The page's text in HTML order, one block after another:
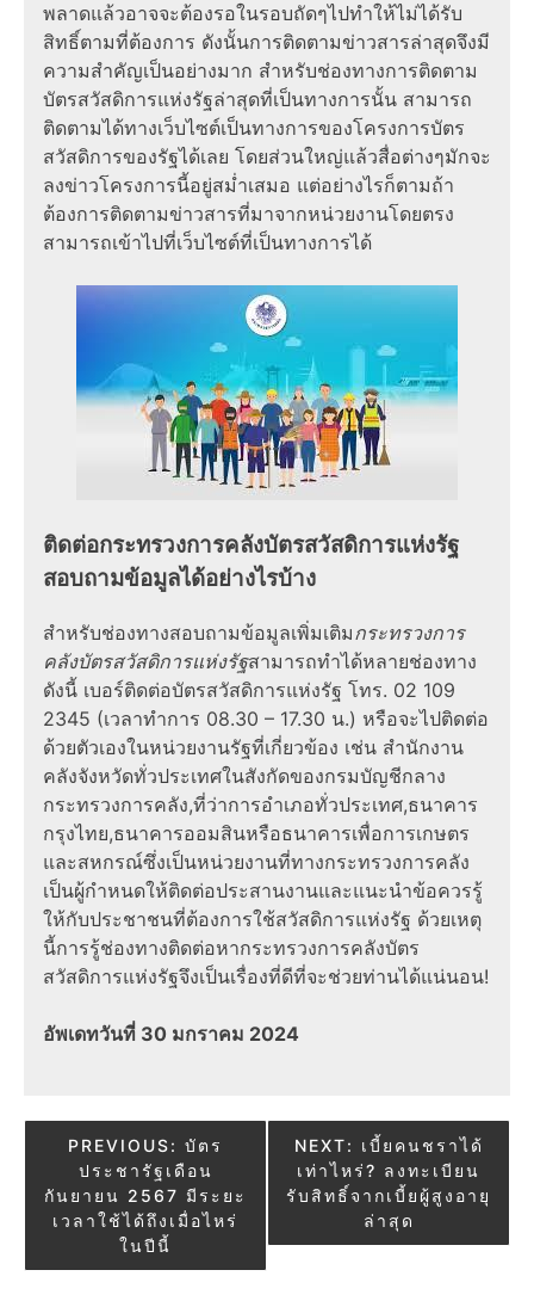
พลาดแล้วอาจจะต้องรอในรอบถัดๆไปทำให้ไม่ได้รับ
สิทธิ์ตามที่ต้องการ ดังนั้นการติดตามข่าวสารล่าสุดจึงมี
ความสำคัญเป็นอย่างมาก สำหรับช่องทางการติดตาม
บัตรสวัสดิการแห่งรัฐล่าสุดที่เป็นทางการนั้น สามารถ
ติดตามได้ทางเว็บไซต์เป็นทางการของโครงการบัตร
สวัสดิการของรัฐได้เลย โดยส่วนใหญ่แล้วสื่อต่างๆมักจะ
ลงข่าวโครงการนี้อยู่สม่ำเสมอ แต่อย่างไรก็ตามถ้า
ต้องการติดตามข่าวสารที่มาจากหน่วยงานโดยตรง
สามารถเข้าไปที่เว็บไซต์ที่เป็นทางการได้
ติดต่อกระทรวงการคลังบัตรสวัสดิการแห่งรัฐ
สอบถามข้อมูลได้อย่างไรบ้าง
สำหรับช่องทางสอบถามข้อมูลเพิ่มเติมกระทรวงการ
คลังบัตรสวัสดิการแห่งรัฐสามารถทำได้หลายช่องทาง
ดังนี้ เบอร์ติดต่อบัตรสวัสดิการแห่งรัฐ โทร. 02 109
2345 (เวลาทำการ 08.30 – 17.30 น.) หรือจะไปติดต่อ
ด้วยตัวเองในหน่วยงานรัฐที่เกี่ยวข้อง เช่น สำนักงาน
คลังจังหวัดทั่วประเทศในสังกัดของกรมบัญชีกลาง
กระทรวงการคลัง,ที่ว่าการอำเภอทั่วประเทศ,ธนาคาร
กรุงไทย,ธนาคารออมสินหรือธนาคารเพื่อการเกษตร
และสหกรณ์ซึ่งเป็นหน่วยงานที่ทางกระทรวงการคลัง
เป็นผู้กำหนดให้ติดต่อประสานงานและแนะนำข้อควรรู้
ให้กับประชาชนที่ต้องการใช้สวัสดิการแห่งรัฐ ด้วยเหตุ
นี้การรู้ช่องทางติดต่อหากระทรวงการคลังบัตร
สวัสดิการแห่งรัฐจึงเป็นเรื่องที่ดีที่จะช่วยท่านได้แน่นอน!
อัพเดทวันที่ 30 มกราคม 2024
Post
navigation
PREVIOUS: บัตร
ประชารัฐเดือน
กันยายน 2567 มีระยะ
เวลาใช้ได้ถึงเมื่อไหร่
ในปีนี้
NEXT: เบี้ยคนชราได้
เท่าไหร่? ลงทะเบียน
รับสิทธิ์จากเบี้ยผู้สูงอายุ
ล่าสุด